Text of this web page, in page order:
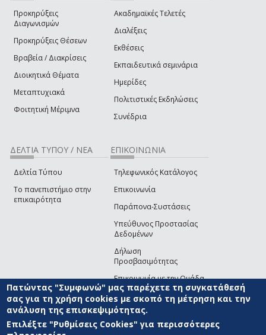
Προκηρύξεις
Διαγωνισμών
Προκηρύξεις Θέσεων
Βραβεία / Διακρίσεις
Διοικητικά Θέματα
Μεταπτυχιακά
Φοιτητική Μέριμνα
Ακαδημαϊκές Τελετές
Διαλέξεις
Εκθέσεις
Εκπαιδευτικά σεμινάρια
Ημερίδες
Πολιτιστικές Εκδηλώσεις
Συνέδρια
ΔΕΛΤΙΑ ΤΥΠΟΥ / ΝΕΑ
Δελτία Τύπου
Το πανεπιστήμιο στην
επικαιρότητα
ΕΠΙΚΟΙΝΩΝΙΑ
Τηλεφωνικός Κατάλογος
Επικοινωνία
Παράπονα-Συστάσεις
Υπεύθυνος Προστασίας
Δεδομένων
Δήλωση
Προσβασιμότητας
Επικοινωνία με την Ομάδα
Ανάπτυξης του site(link sends e-mail)
© ΠΑΝΕΠΙΣΤΗΜΙΟ ΑΙΓΑΙΟΥ ΟΡΟΙ ΧΡΗΣΗΣ
ΑΝΑΠΤΥΞΗΣ
Πατώντας "Συμφωνώ" μας παρέχετε τη συγκατάθεσή
σας για τη χρήση cookies με σκοπό τη μέτρηση και την
ανάλυση της επισκεψιμότητας.
Επιλέξτε "Ρυθμίσεις Cookies" για περισσότερες